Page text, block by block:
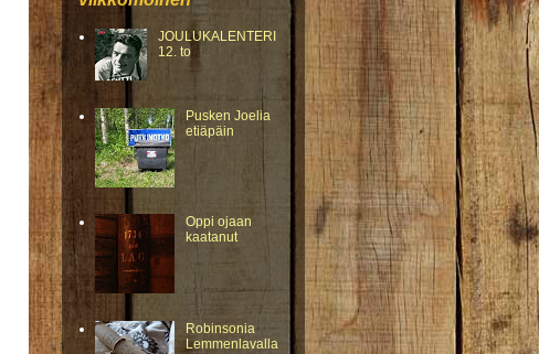
JOULUKALENTERI
12. to
Pusken Joelia
etiäpäin
Oppi ojaan
kaatanut
Robinsonia
Lemmenlavalla